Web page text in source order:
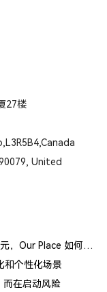
27楼
United
DTC 厨具品牌出海案例：一口锅年销近亿美元，Our Place 如何建立信任体系
和个性化场景
而在启动风险